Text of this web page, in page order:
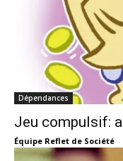
Dépendances
Jeu compulsif:
Équipe Reflet de Société -